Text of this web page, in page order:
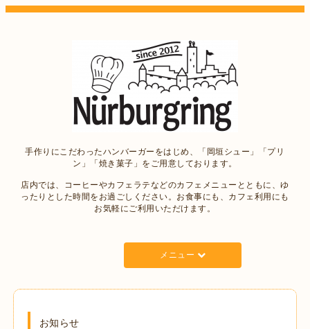
手作りにこだわったハンバーガーをはじめ、「岡垣シュー」「プリ
ン」「焼き菓子」をご用意しております。
店内では、コーヒーやカフェラテなどのカフェメニューとともに、ゆ
ったりとした時間をお過ごしください。お食事にも、カフェ利用にも
お気軽にご利用いただけます。
メニュー
お知らせ